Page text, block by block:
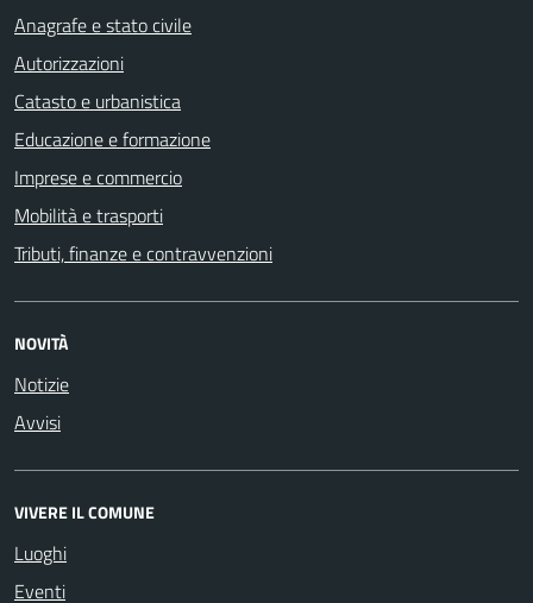
Anagrafe e stato civile
Autorizzazioni
Catasto e urbanistica
Educazione e formazione
Imprese e commercio
Mobilità e trasporti
Tributi, finanze e contravvenzioni
NOVITÀ
Notizie
Avvisi
VIVERE IL COMUNE
Luoghi
Eventi